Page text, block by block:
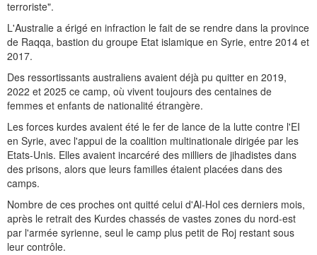
terroriste".
L'Australie a érigé en infraction le fait de se rendre dans la province
de Raqqa, bastion du groupe Etat islamique en Syrie, entre 2014 et
2017.
Des ressortissants australiens avaient déjà pu quitter en 2019,
2022 et 2025 ce camp, où vivent toujours des centaines de
femmes et enfants de nationalité étrangère.
Les forces kurdes avaient été le fer de lance de la lutte contre l'EI
en Syrie, avec l'appui de la coalition multinationale dirigée par les
Etats-Unis. Elles avaient incarcéré des milliers de jihadistes dans
des prisons, alors que leurs familles étaient placées dans des
camps.
Nombre de ces proches ont quitté celui d'Al-Hol ces derniers mois,
après le retrait des Kurdes chassés de vastes zones du nord-est
par l'armée syrienne, seul le camp plus petit de Roj restant sous
leur contrôle.